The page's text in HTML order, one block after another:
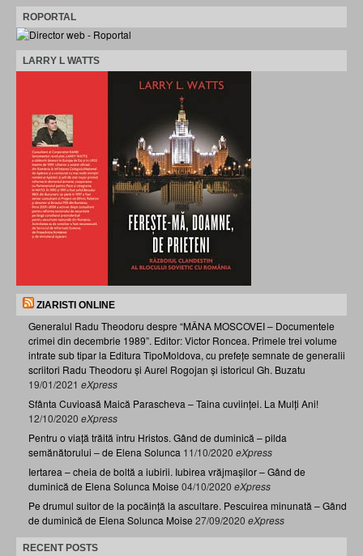
ROPORTAL
LARRY L WATTS
ZIARISTI ONLINE
Generalul Radu Theodoru despre “MÂNA MOSCOVEI – Documentele
crimei din decembrie 1989”. Editor: Victor Roncea. Primele trei volume
intrate sub tipar la Editura TipoMoldova, cu prefețe semnate de generalii
scriitori Radu Theodoru și Aurel Rogojan și istoricul Gh. Buzatu
19/01/2021 eXpress
Sfânta Cuvioasă Maică Parascheva – Taina cuviinței. La Mulți Ani!
12/10/2020 eXpress
Pentru o viață trăită întru Hristos. Gând de duminică – pilda
semănătorului – de Elena Solunca 11/10/2020 eXpress
Iertarea – cheia de boltă a iubirii. Iubirea vrăjmașilor – Gând de
duminică de Elena Solunca Moise 04/10/2020 eXpress
Pe drumul suitor de la pocăință la ascultare. Pescuirea minunată – Gând
de duminică de Elena Solunca Moise 27/09/2020 eXpress
RECENT POSTS